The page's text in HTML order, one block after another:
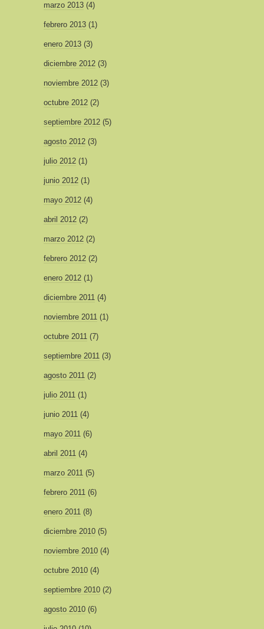
marzo 2013 (4)
febrero 2013 (1)
enero 2013 (3)
diciembre 2012 (3)
noviembre 2012 (3)
octubre 2012 (2)
septiembre 2012 (5)
agosto 2012 (3)
julio 2012 (1)
junio 2012 (1)
mayo 2012 (4)
abril 2012 (2)
marzo 2012 (2)
febrero 2012 (2)
enero 2012 (1)
diciembre 2011 (4)
noviembre 2011 (1)
octubre 2011 (7)
septiembre 2011 (3)
agosto 2011 (2)
julio 2011 (1)
junio 2011 (4)
mayo 2011 (6)
abril 2011 (4)
marzo 2011 (5)
febrero 2011 (6)
enero 2011 (8)
diciembre 2010 (5)
noviembre 2010 (4)
octubre 2010 (4)
septiembre 2010 (2)
agosto 2010 (6)